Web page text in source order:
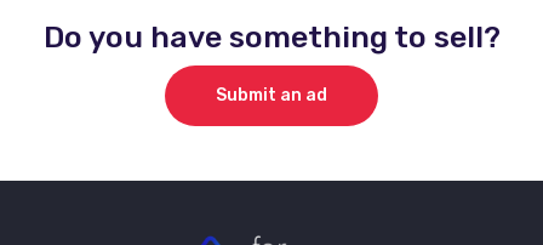
Do you have something to sell?
Submit an ad